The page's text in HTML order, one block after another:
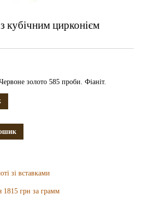
кубічним цирконієм
золото 585 проби. Фіаніт.
зі вставками
1815 грн за грамм